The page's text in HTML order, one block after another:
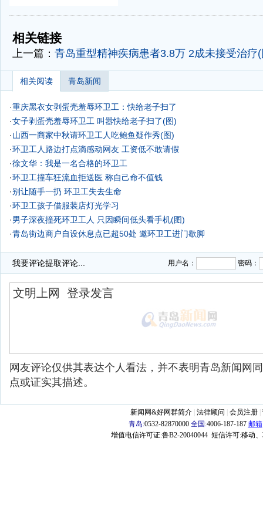
-
相关链接
上一篇： 青岛重型精神疾病患者3.8万 2成未接受治疗
相关阅读 青岛新闻
·重庆黑衣女剥蛋壳羞辱环卫工：快给老子扫了
·女子剥蛋壳羞辱环卫工 叫嚣快给老子扫了(图)
·山西一商家中秋请环卫工人吃鲍鱼疑作秀(图)
·环卫工人路边打点滴感动网友 工资低不敢请假
·徐文华：我是一名合格的环卫工
·环卫工撞车狂流血拒送医 称自己命不值钱
·别让随手一扔 环卫工失去生命
·环卫工孩子借服装店灯光学习
·男子深夜撞死环卫工人 只因瞬间低头看手机(图)
·青岛街边商户自设休息点已超50处 邀环卫工进门歇脚
我要评论提取评论... 用户名： 密码：
网友评论仅供其表达个人看法，并不表明青岛新闻网
点或证实其描述。